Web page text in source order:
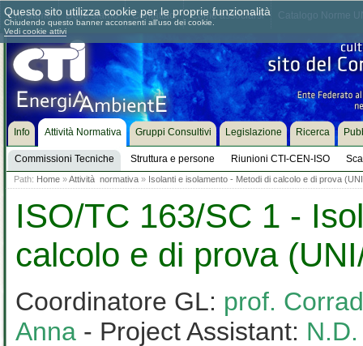
Chi siamo Dove siamo Contattaci Come associarsi
Info Attività Normativa
Commissioni Tecniche Struttura e persone Riunioni CTI-CEN-ISO
Gruppi Consultivi Legislazione Ricerca
Path: Home »Attività normativa » Isolanti e isolamento - Metodi di calcolo e di prova
ISO/TC 163/SC 1 -
calcolo e di prova
Coordinatore GL: prof.
Anna - Project Assistant: N.D.
Questo sito utilizza cookie per le proprie funzionalità
Chiudendo questo banner acconsenti all'uso dei cookie.
Vedi cookie attivi